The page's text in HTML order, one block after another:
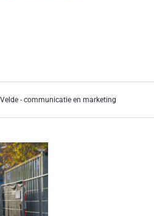
- communicatie en marketing